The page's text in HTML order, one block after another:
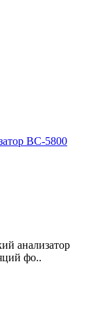
BC-5800
анализатор
фо..